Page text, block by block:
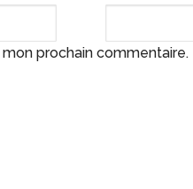
prochain commentaire.